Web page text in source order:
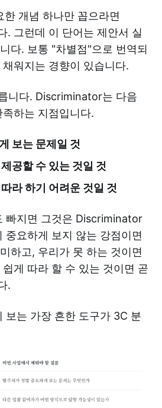
한 개념 하나만 꼽으라면
. 그런데 이 단어는 제안서 실
다. 보통 "차별점"으로 번역되
워지는 경향이 있습니다.
니다. Discriminator는 다음
하는 지점입니다.
보는 문제일 것
공할 수 있는 것일 것
라 하기 어려운 것일 것
빠지면 그것은 Discriminator
중요하게 보지 않는 강점이면
하고, 우리가 못 하는 것이면
게 따라 할 수 있는 것이면 곧
.
보는 가장 흔한 도구가 3C 분